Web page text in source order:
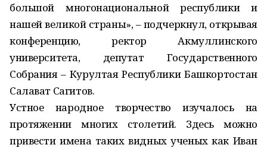
большой многонациональной республики и
нашей великой страны», – подчеркнул, открывая
конференцию, ректор Акмуллинского
университета, депутат Государственного
Собрания – Курултая Республики Башкортостан
Салават Сагитов.
Устное народное творчество изучалось на
протяжении многих столетий. Здесь можно
привести имена таких видных ученых как Иван